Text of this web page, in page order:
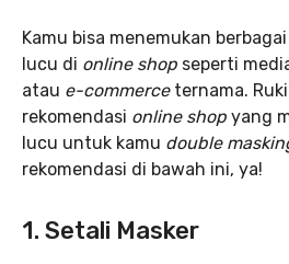
Kamu bisa menemukan
lucu di online shop seperti
atau e-commerce ternama.
rekomendasi online shop yang
lucu untuk kamu double
rekomendasi di bawah ini, ya!
1. Setali Masker